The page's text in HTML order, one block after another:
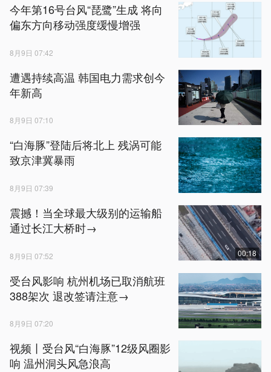
今年第16号台风“琵鹭”生成 将向
偏东方向移动强度缓慢增强
8月9日 07:42
遭遇持续高温 韩国电力需求创今
年新高
8月9日 07:10
“白海豚”登陆后将北上 残涡可能
致京津冀暴雨
8月9日 07:39
震撼！当全球最大级别的运输船
通过长江大桥时→
8月9日 07:52 00:18
受台风影响 杭州机场已取消航班
388架次 退改签请注意→
8月9日 07:20
视频丨受台风“白海豚”12级风圈影
响 温州洞头风急浪高